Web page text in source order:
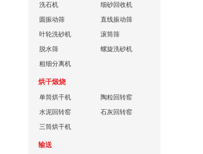
洗石机
细砂回收机
圆振动筛
直线振动筛
叶轮洗砂机
滚筒筛
脱水筛
螺旋洗砂机
粗细分离机
烘干煅烧
单筒烘干机
陶粒回转窑
水泥回转窑
石灰回转窑
三筒烘干机
输送